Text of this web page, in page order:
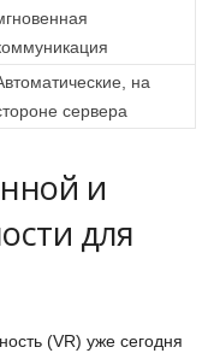
на
сервера
и
для
(VR) уже сегодня